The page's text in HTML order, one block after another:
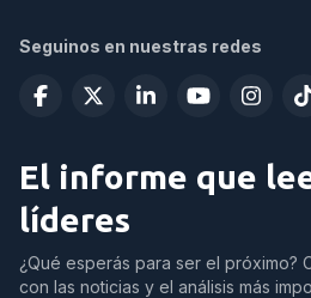
Seguinos en nuestras redes
El informe que
líderes
¿Qué esperás para ser el próximo?
con las noticias y el análisis más